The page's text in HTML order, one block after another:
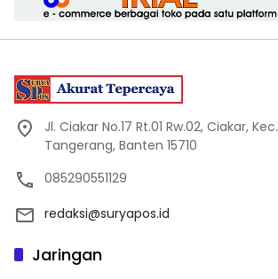
Jl. Ciakar No.17 Rt.01 Rw.02, Ciakar,
Tangerang, Banten 15710
085290551129
redaksi@suryapos.id
Jaringan